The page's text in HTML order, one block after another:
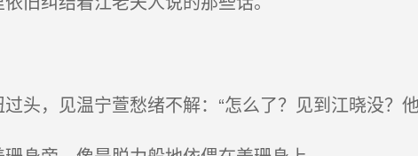
头，见温宁萱愁绪不解：“怎么了？见到江晓没？